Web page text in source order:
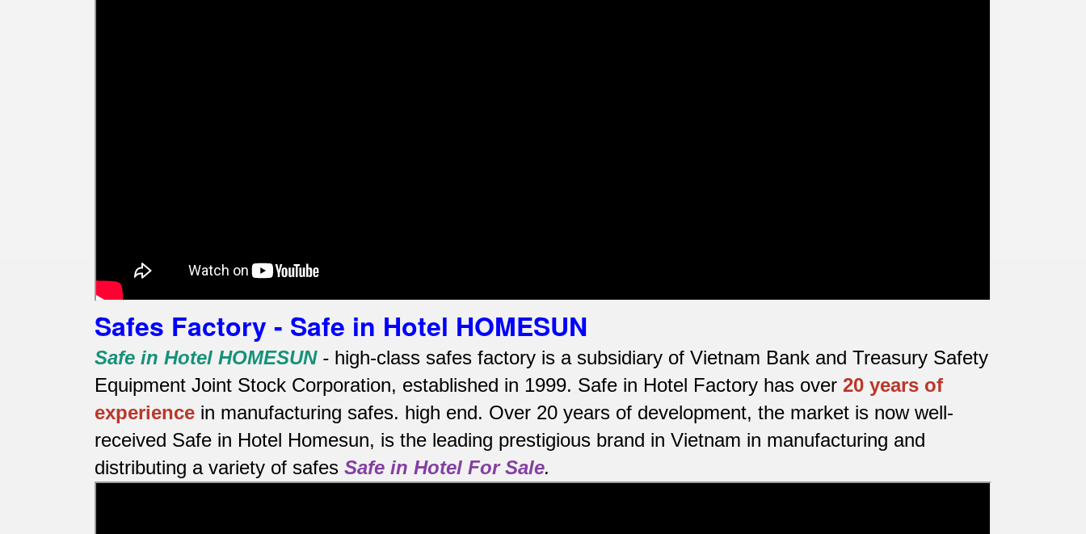
Safes Factory - Safe in Hotel HOMESUN
Safe in Hotel HOMESUN- high-class safes factory is a subsidiary of Vietnam Bank and Treasury Safety
Equipment Joint Stock Corporation, established in 1999. Safe in Hotel Factory has over 20 years of
experience in manufacturing safes. high end. Over 20 years of development, the market is now well-
received Safe in Hotel Homesun, is the leading prestigious brand in Vietnam in manufacturing and
distributing a variety of safes Safe in Hotel For Sale.